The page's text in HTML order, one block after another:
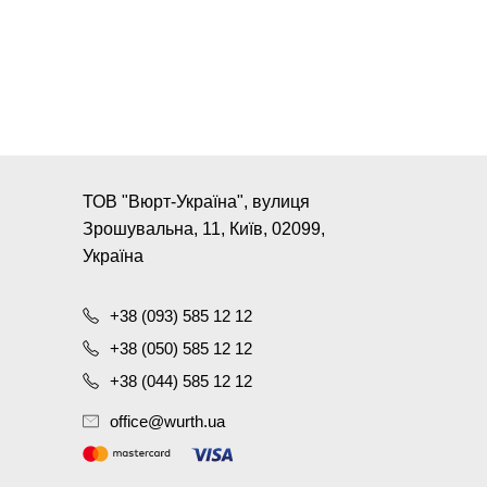
ТОВ "Вюрт-Україна", вулиця
Зрошувальна, 11, Київ, 02099,
Україна
+38 (093) 585 12 12
+38 (050) 585 12 12
+38 (044) 585 12 12
office@wurth.ua